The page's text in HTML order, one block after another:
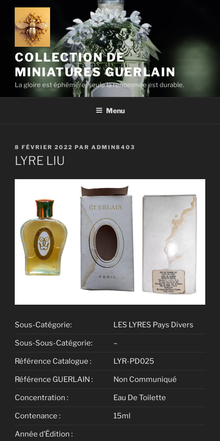
Aller
contenu
principal
COLLECTION DE
MINIATURES GUERLAIN
La gloire est éphémère, seule la renommée est durable.
Menu
PUBLIÉ
LE
8 FÉVRIER 2022 PAR ADMIN8403
LYRE LIU
Sous-Catégorie: LES LYRES Pays Divers
Sous-Sous-Catégorie: –
Référence Catalogue : LYR-PD025
Référence GUERLAIN : Non Communiqué
Concentration : Eau De Toilette
Contenance : 15ml
Année d’Édition :